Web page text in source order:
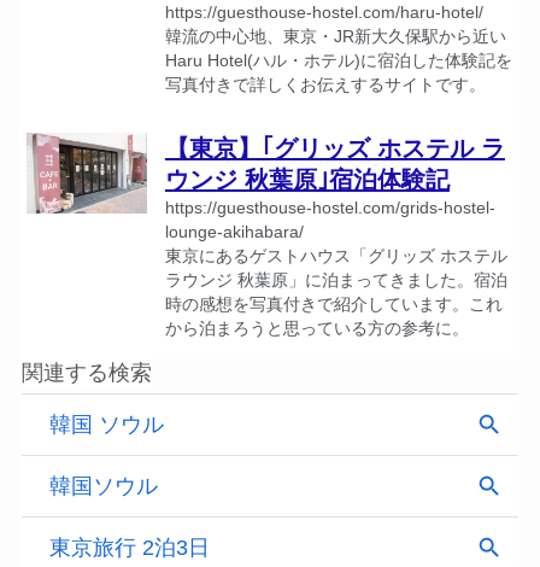
https://guesthouse-hostel.com/haru-hotel/
韓流の中心地、東京・JR新大久保駅から近い
Haru Hotel(ハル・ホテル)に宿泊した体験記を
写真付きで詳しくお伝えするサイトです。
【東京】｢グリッズ ホステル ラ
ウンジ 秋葉原｣宿泊体験記
https://guesthouse-hostel.com/grids-hostel-
lounge-akihabara/
東京にあるゲストハウス「グリッズ ホステル
ラウンジ 秋葉原」に泊まってきました。宿泊
時の感想を写真付きで紹介しています。これ
から泊まろうと思っている方の参考に。